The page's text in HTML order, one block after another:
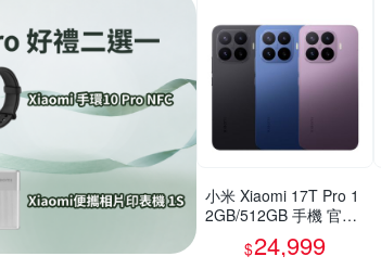
小米 Xiaomi 17T Pro 1
2GB/512GB 手機 官方
$24,999